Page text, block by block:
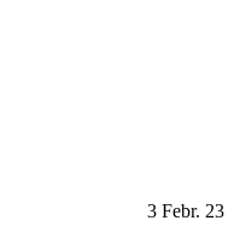
3 Febr. 23